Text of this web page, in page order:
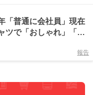
「普通に会社員」現在
ツで「おしゃれ」「可
ＴＶ出演した今井華
報告